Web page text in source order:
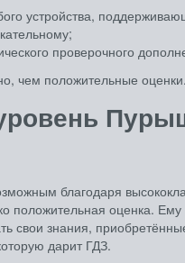
устройства,
проверочного
чем положительные оценки.
благодаря
оценка. Ему
свои знания,
дарит ГДЗ.